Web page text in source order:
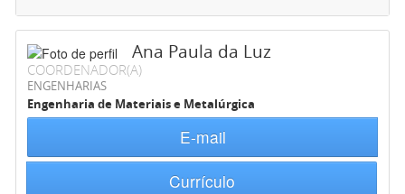
Ana Paula da Luz
COORDENADOR(A)
ENGENHARIAS
Engenharia de Materiais e Metalúrgica
E-mail
Currículo